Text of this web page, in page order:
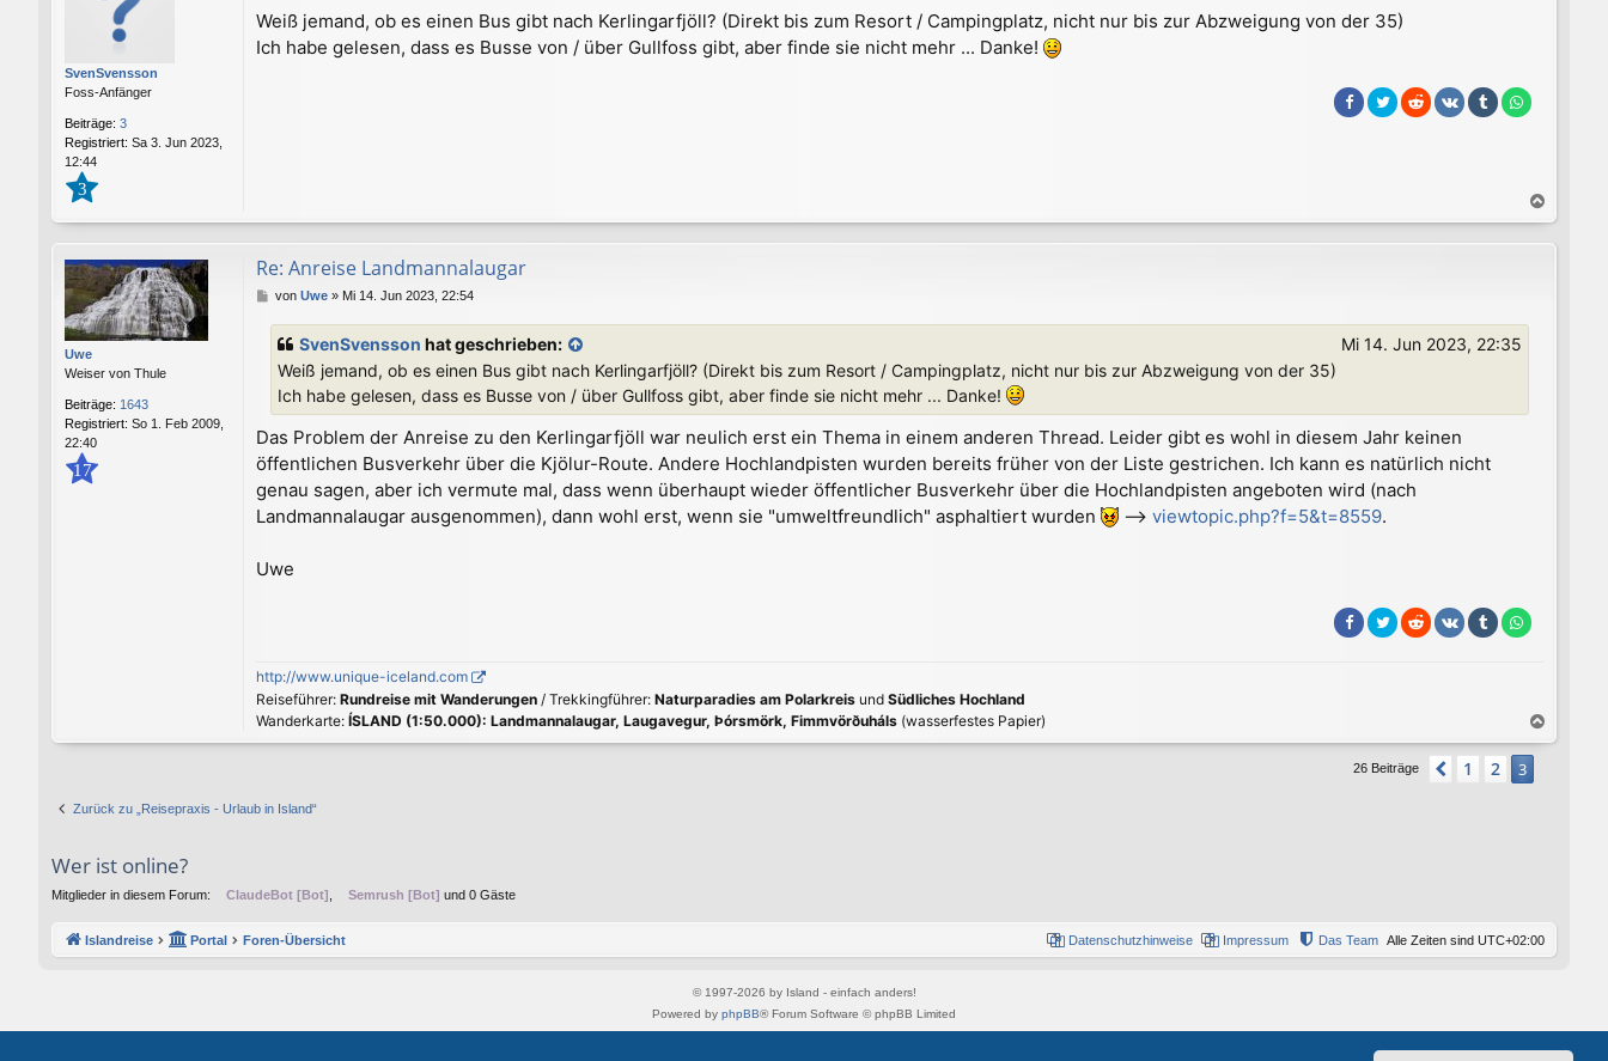
SvenSvensson
Foss-Anfänger
Beiträge: 3
Registriert: Sa 3. Jun 2023,
12:44
3
i
t
Weiß jemand, ob es einen Bus gibt nach Kerlingarfjöll? (Direkt bis zum Resort / Campingplatz, nicht nur bis zur Abzweigung von der 35)
Ich habe gelesen, dass es Busse von / über Gullfoss gibt, aber finde sie nicht mehr ... Danke!
a
c
Uwe
Weiser von Thule
Beiträge: 1643
Registriert: So 1. Feb 2009,
22:40
17
Re: Anreise Landmannalaugar
Bvon Uwe» Mi 14. Jun 2023, 22:54
SvenSvensson hat geschrieben:
Mi 14. Jun 2023, 22:35
Weiß jemand, ob es einen Bus gibt nach Kerlingarfjöll? (Direkt bis zum Resort / Campingplatz, nicht nur bis zur Abzweigung von der 35)
Ich habe gelesen, dass es Busse von / über Gullfoss gibt, aber finde sie nicht mehr ... Danke!
Das Problem der Anreise zu den Kerlingarfjöll war neulich erst ein Thema in einem anderen Thread. Leider gibt es wohl in diesem Jahr keinen
öffentlichen Busverkehr über die Kjölur-Route. Andere Hochlandpisten wurden bereits früher von der Liste gestrichen. Ich kann es natürlich nicht
genau sagen, aber ich vermute mal, dass wenn überhaupt wieder öffentlicher Busverkehr über die Hochlandpisten angeboten wird (nach
Landmannalaugar ausgenommen), dann wohl erst, wenn sie "umweltfreundlich" asphaltiert wurden
--> viewtopic.php?f=5&t=8559.
Uwe
http://www.unique-iceland.com
Reiseführer: Rundreise mit Wanderungen / Trekkingführer: Naturparadies am Polarkreis und Südliches Hochland
Wanderkarte: ÍSLAND (1:50.000): Landmannalaugar, Laugavegur, Þórsmörk, Fimmvörðuháls (wasserfestes Papier)
a
26 Beiträge Vorherige
1 2 3
Zurück zu „Reisepraxis - Urlaub in Island“
Wer ist online?
Mitglieder in diesem Forum: ClaudeBot [Bot] Semrush [Bot] und 0 Gäste
Islandreise Portal Foren-Übersicht Alle Zeiten sind UTC+02:00
Das Team
Impressum
Datenschutzhinweise
© 1997-2026 by Island - einfach anders!
Powered by phpBB® Forum Software © phpBB Limited
Style vonArty&halilesen